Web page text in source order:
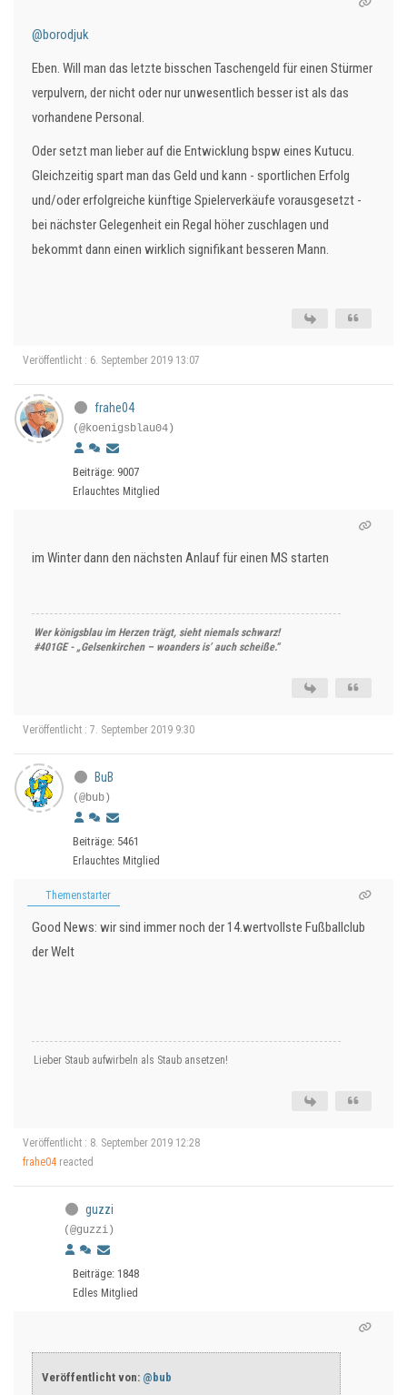
@borodjuk
Eben. Will man das letzte bisschen Taschengeld für einen Stürmer
verpulvern, der nicht oder nur unwesentlich besser ist als das
vorhandene Personal.
Oder setzt man lieber auf die Entwicklung bspw eines Kutucu.
Gleichzeitig spart man das Geld und kann - sportlichen Erfolg
und/oder erfolgreiche künftige Spielerverkäufe vorausgesetzt -
bei nächster Gelegenheit ein Regal höher zuschlagen und
bekommt dann einen wirklich signifikant besseren Mann.
Veröffentlicht : 6. September 2019 13:07
frahe04
(@koenigsblau04)
Beiträge: 9007
Erlauchtes Mitglied
im Winter dann den nächsten Anlauf für einen MS starten
Wer königsblau im Herzen trägt, sieht niemals schwarz!
#401GE - „Gelsenkirchen – woanders is’ auch scheiße.“
Veröffentlicht : 7. September 2019 9:30
BuB
(@bub)
Beiträge: 5461
Erlauchtes Mitglied
Themenstarter
Good News: wir sind immer noch der 14.wertvollste Fußballclub
der Welt
Lieber Staub aufwirbeln als Staub ansetzen!
Veröffentlicht : 8. September 2019 12:28
frahe04 reacted
guzzi
(@guzzi)
Beiträge: 1848
Edles Mitglied
Veröffentlicht von: @bub